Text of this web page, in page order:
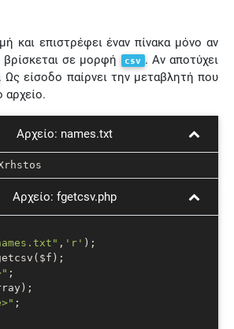
και επιστρέφει έναν πίνακα μόνο αν
σε μορφή
csv . Αν αποτύχει
. Ως είσοδο παίρνει την μεταβλητή που
αρχείο.
Αρχείο: names.txt
Αρχείο: fgetcsv.php
, 'r' );
;
;